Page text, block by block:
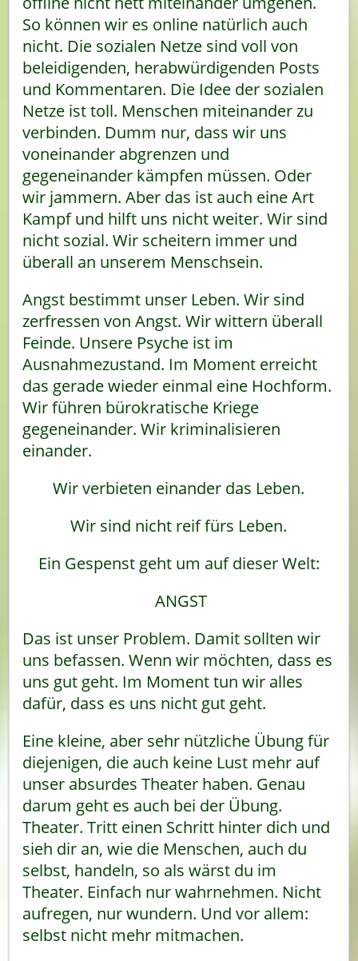
So können wir es online natürlich auch
nicht. Die sozialen Netze sind voll von
beleidigenden, herabwürdigenden Posts
und Kommentaren. Die Idee der sozialen
Netze ist toll. Menschen miteinander zu
verbinden. Dumm nur, dass wir uns
voneinander abgrenzen und
gegeneinander kämpfen müssen. Oder
wir jammern. Aber das ist auch eine Art
Kampf und hilft uns nicht weiter. Wir sind
nicht sozial. Wir scheitern immer und
überall an unserem Menschsein.
Angst bestimmt unser Leben. Wir sind
zerfressen von Angst. Wir wittern überall
Feinde. Unsere Psyche ist im
Ausnahmezustand. Im Moment erreicht
das gerade wieder einmal eine Hochform.
Wir führen bürokratische Kriege
gegeneinander. Wir kriminalisieren
einander.
Wir verbieten einander das Leben.
Wir sind nicht reif fürs Leben.
Ein Gespenst geht um auf dieser Welt:
ANGST
Das ist unser Problem. Damit sollten wir
uns befassen. Wenn wir möchten, dass es
uns gut geht. Im Moment tun wir alles
dafür, dass es uns nicht gut geht.
Eine kleine, aber sehr nützliche Übung für
diejenigen, die auch keine Lust mehr auf
unser absurdes Theater haben. Genau
darum geht es auch bei der Übung.
Theater. Tritt einen Schritt hinter dich und
sieh dir an, wie die Menschen, auch du
selbst, handeln, so als wärst du im
Theater. Einfach nur wahrnehmen. Nicht
aufregen, nur wundern. Und vor allem:
selbst nicht mehr mitmachen.